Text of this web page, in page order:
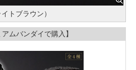
トブラウン）
アムバンダイで購入】